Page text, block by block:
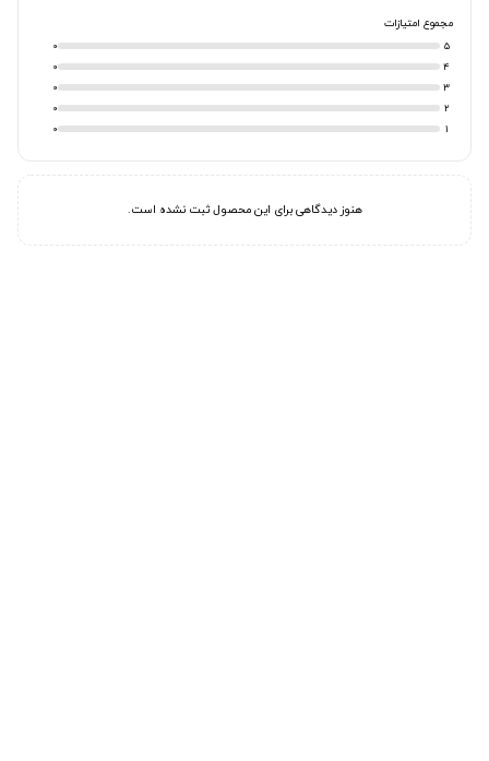
مجموع امتیازات
5
0
4
0
3
0
2
0
1
0
هنوز دیدگاهی برای این محصول ثبت نشده است.